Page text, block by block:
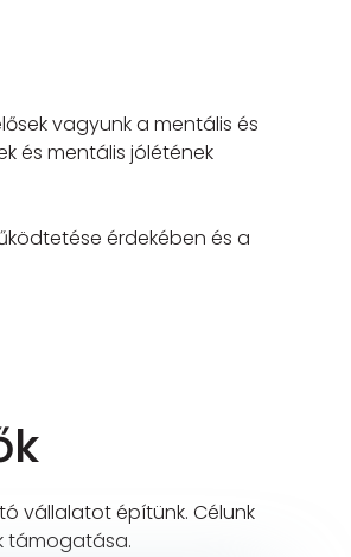
vagyunk a mentális és
és mentális jólétének
érdekében és a
vállalatot építünk. Célunk
támogatása.